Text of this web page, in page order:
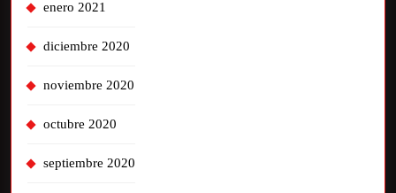
enero 2021
diciembre 2020
noviembre 2020
octubre 2020
septiembre 2020